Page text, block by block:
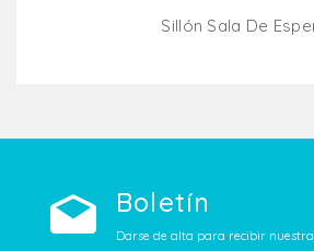
Sillón Sala De
Boletín
Darse de alta para recibir